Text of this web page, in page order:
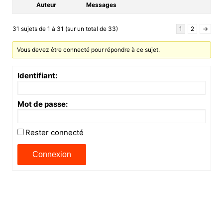
Auteur Messages
31 sujets de 1 à 31 (sur un total de 33) 1 2 →
Vous devez être connecté pour répondre à ce sujet.
Identifiant:
Mot de passe:
Rester connecté
Connexion